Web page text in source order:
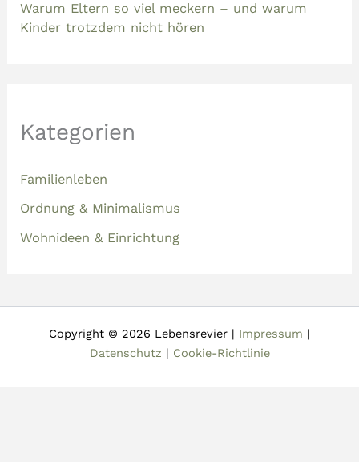
Warum Eltern so viel meckern – und warum
Kinder trotzdem nicht hören
Kategorien
Familienleben
Ordnung & Minimalismus
Wohnideen & Einrichtung
Copyright © 2026 Lebensrevier | Impressum |
Datenschutz | Cookie-Richtlinie